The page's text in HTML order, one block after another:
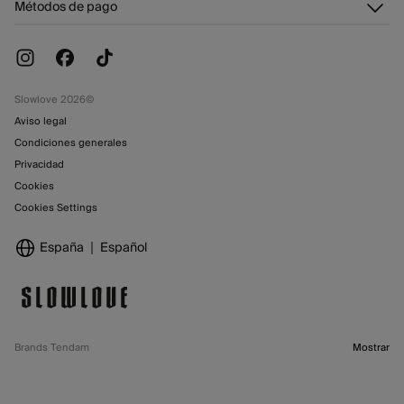
Tarjeta abono
Cambios, devoluciones y desistimiento
Trabaja con nosotros
Métodos de pago
Slowlove 2026©
Aviso legal
Condiciones generales
Privacidad
Cookies
Cookies Settings
España Español
Brands Tendam Mostrar